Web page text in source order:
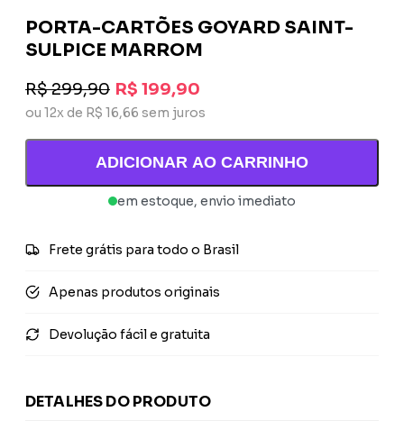
PORTA-CARTÕES GOYARD SAINT-
SULPICE MARROM
R$ 299,90 R$ 199,90
ou 12x de R$ 16,66 sem juros
ADICIONAR AO CARRINHO
em estoque, envio imediato
Frete grátis para todo o Brasil
Apenas produtos originais
Devolução fácil e gratuita
DETALHES DO PRODUTO